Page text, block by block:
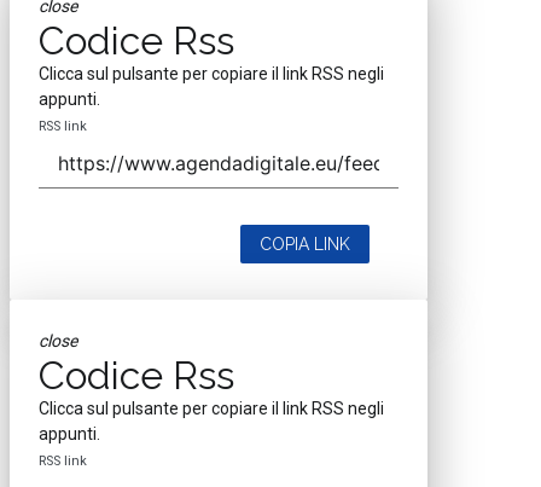
close
Codice Rss
Clicca sul pulsante per copiare il link RSS negli
appunti.
RSS link
COPIA LINK
close
Codice Rss
Clicca sul pulsante per copiare il link RSS negli
appunti.
RSS link